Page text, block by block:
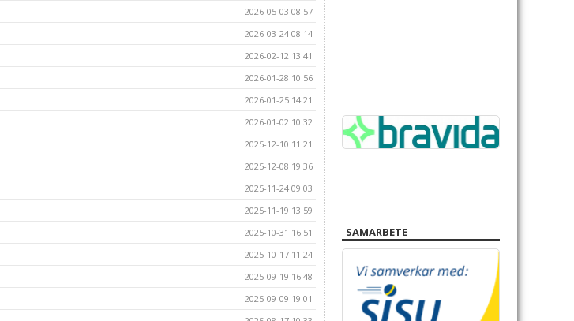
2026-05-03 08:57
2026-03-24 08:14
2026-02-12 13:41
2026-01-28 10:56
2026-01-25 14:21
2026-01-02 10:32
2025-12-10 11:21
2025-12-08 19:36
2025-11-24 09:03
2025-11-19 13:59
2025-10-31 16:51
2025-10-17 11:24
2025-09-19 16:48
2025-09-09 19:01
SAMARBETE